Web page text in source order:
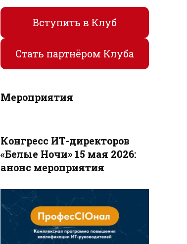
Вступить в Клуб
Стать партнёром Клуба
Мероприятия
Конгресс ИТ-директоров
«Белые Ночи» 15 мая 2026:
анонс мероприятия